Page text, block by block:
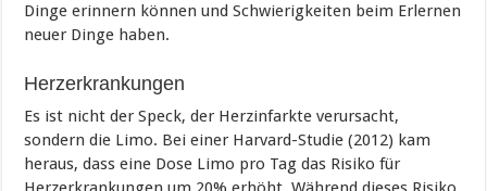
Dinge erinnern können und Schwierigkeiten beim Erlernen
neuer Dinge haben.
Herzerkrankungen
Es ist nicht der Speck, der Herzinfarkte verursacht,
sondern die Limo. Bei einer Harvard-Studie (2012) kam
heraus, dass eine Dose Limo pro Tag das Risiko für